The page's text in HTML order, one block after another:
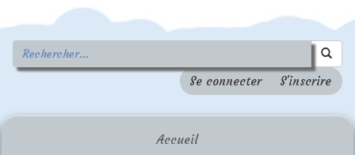
Se connecter S'inscrire
Accueil